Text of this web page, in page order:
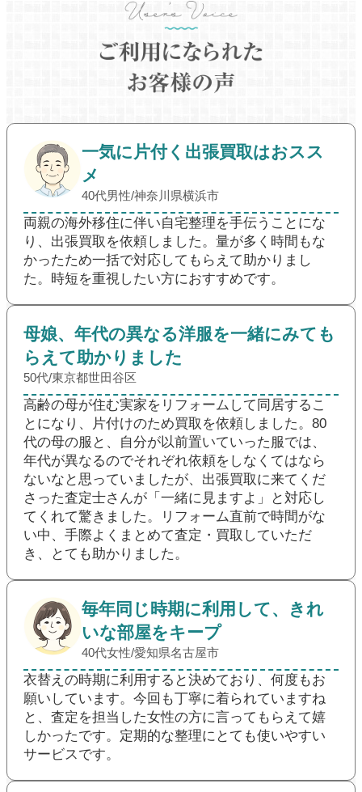
一気に片付く出張買取はおスス
メ
40代男性/神奈川県横浜市
両親の海外移住に伴い自宅整理を手伝うことにな
り、出張買取を依頼しました。量が多く時間もな
かったため一括で対応してもらえて助かりまし
た。時短を重視したい方におすすめです。
母娘、年代の異なる洋服を一緒にみても
らえて助かりました
50代/東京都世田谷区
高齢の母が住む実家をリフォームして同居するこ
とになり、片付けのため買取を依頼しました。80
代の母の服と、自分が以前置いていった服では、
年代が異なるのでそれぞれ依頼をしなくてはなら
ないなと思っていましたが、出張買取に来てくだ
さった査定士さんが「一緒に見ますよ」と対応し
てくれて驚きました。リフォーム直前で時間がな
い中、手際よくまとめて査定・買取していただ
き、とても助かりました。
毎年同じ時期に利用して、きれ
いな部屋をキープ
40代女性/愛知県名古屋市
衣替えの時期に利用すると決めており、何度もお
願いしています。今回も丁寧に着られていますね
と、査定を担当した女性の方に言ってもらえて嬉
しかったです。定期的な整理にとても使いやすい
サービスです。